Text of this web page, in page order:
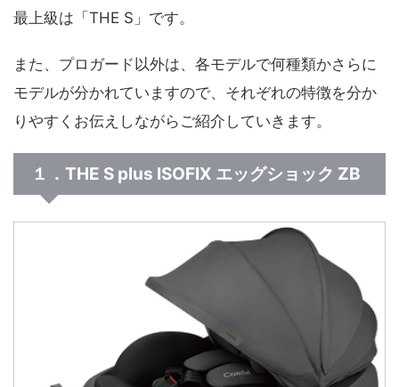
最上級は「THE S」です。
また、プロガード以外は、各モデルで何種類かさらに
モデルが分かれていますので、それぞれの特徴を分か
りやすくお伝えしながらご紹介していきます。
１．THE S plus ISOFIX エッグショック ZB